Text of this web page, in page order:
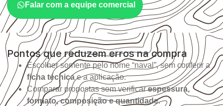
Falar com a equipe comercial
Pontos que reduzem erros na compra
Escolher somente pelo nome “naval”, sem conferir a
ficha técnicae a aplicação.
Comparar propostas sem verificarespessura,
formato, composição e quantidade.